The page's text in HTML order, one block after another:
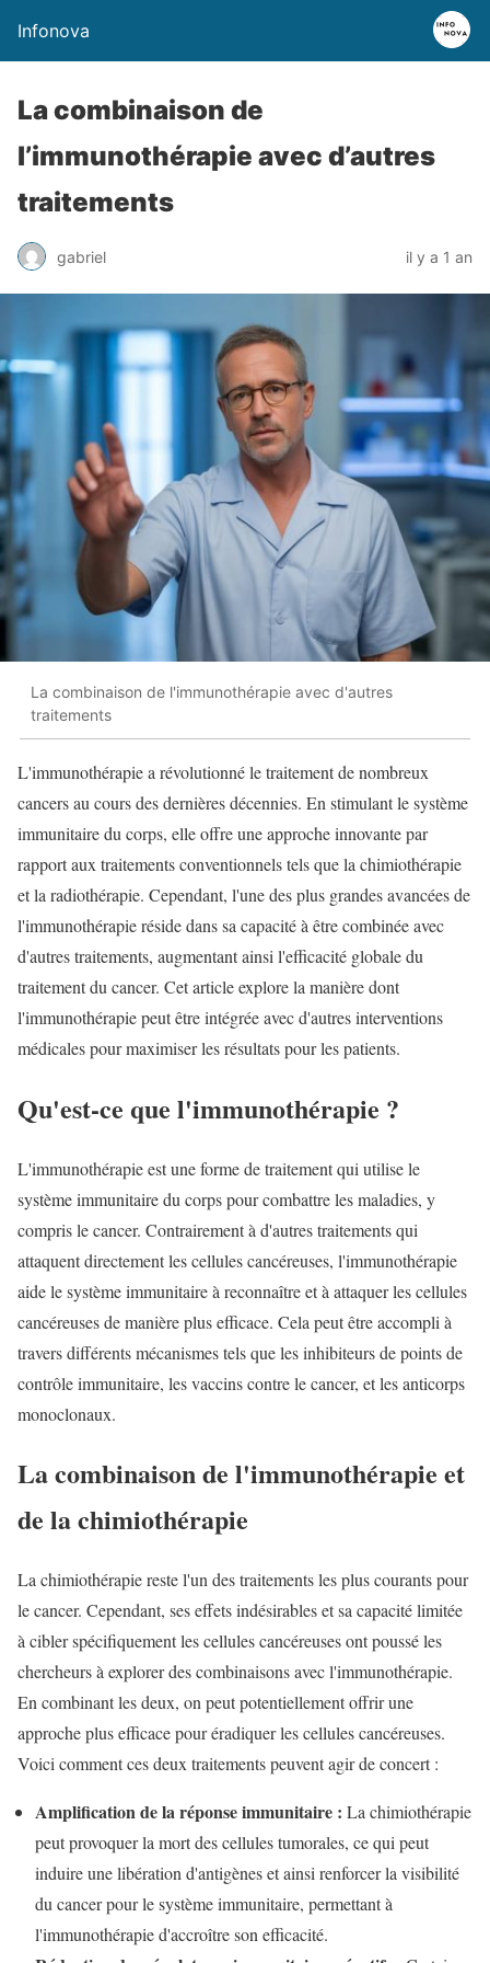
Infonova
La combinaison de
l’immunothérapie avec d’autres
traitements
gabriel il y a 1 an
La combinaison de l'immunothérapie avec d'autres
traitements
L'immunothérapie a révolutionné le traitement de nombreux
cancers au cours des dernières décennies. En stimulant le système
immunitaire du corps, elle offre une approche innovante par
rapport aux traitements conventionnels tels que la chimiothérapie
et la radiothérapie. Cependant, l'une des plus grandes avancées de
l'immunothérapie réside dans sa capacité à être combinée avec
d'autres traitements, augmentant ainsi l'efficacité globale du
traitement du cancer. Cet article explore la manière dont
l'immunothérapie peut être intégrée avec d'autres interventions
médicales pour maximiser les résultats pour les patients.
Qu'est-ce que l'immunothérapie ?
L'immunothérapie est une forme de traitement qui utilise le
système immunitaire du corps pour combattre les maladies, y
compris le cancer. Contrairement à d'autres traitements qui
attaquent directement les cellules cancéreuses, l'immunothérapie
aide le système immunitaire à reconnaître et à attaquer les cellules
cancéreuses de manière plus efficace. Cela peut être accompli à
travers différents mécanismes tels que les inhibiteurs de points de
contrôle immunitaire, les vaccins contre le cancer, et les anticorps
monoclonaux.
La combinaison de l'immunothérapie et
de la chimiothérapie
La chimiothérapie reste l'un des traitements les plus courants pour
le cancer. Cependant, ses effets indésirables et sa capacité limitée
à cibler spécifiquement les cellules cancéreuses ont poussé les
chercheurs à explorer des combinaisons avec l'immunothérapie.
En combinant les deux, on peut potentiellement offrir une
approche plus efficace pour éradiquer les cellules cancéreuses.
Voici comment ces deux traitements peuvent agir de concert :
Amplification de la réponse immunitaire : La chimiothérapie
peut provoquer la mort des cellules tumorales, ce qui peut
induire une libération d'antigènes et ainsi renforcer la visibilité
du cancer pour le système immunitaire, permettant à
l'immunothérapie d'accroître son efficacité.